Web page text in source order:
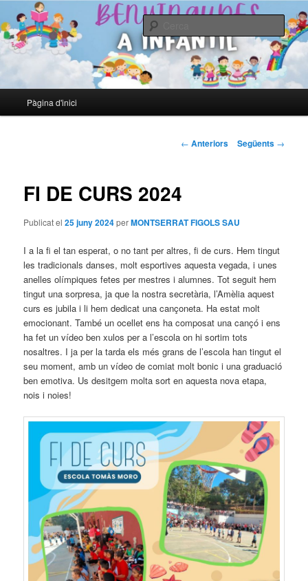
EL BLOC D'EDUCACIÓ INFANTIL
LA CLAU DE L'EDUCACIÓ NO ÉS ENSENYAR, ÉS DESPERTAR. Ernest
Renan
Cerca
principal
Aneu
principal
Pàgina d'inici
Navegació
← Anteriors Següents →
FI DE CURS 2024
Publicat el25 juny 2024perMONTSERRAT FIGOLS SAU
I a la fi el tan esperat, o no tant per altres, fi de curs. Hem tingut
les tradicionals danses, molt esportives aquesta vegada, i unes
anelles olímpiques fetes per mestres i alumnes. Tot seguit hem
tingut una sorpresa, ja que la nostra secretària, l’Amèlia aquest
curs es jubila i li hem dedicat una cançoneta. Ha estat molt
emocionant. També un ocellet ens ha composat una cançó i ens
ha fet un vídeo ben xulos per a l’escola on hi sortim tots
nosaltres. I ja per la tarda els més grans de l’escola han tingut el
seu moment, amb un vídeo de comiat molt bonic i una graduació
ben emotiva. Us desitgem molta sort en aquesta nova etapa,
nois i noies!